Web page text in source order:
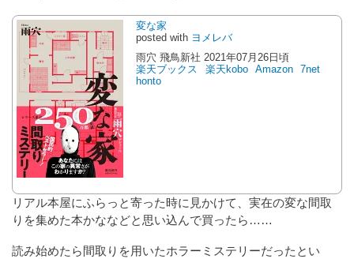
変な家
posted with ヨメレバ
雨穴 飛鳥新社 2021年07月26日頃
楽天ブックス
楽天kobo Amazon 7net
honto
リアル本屋にふらっと寄った時に見かけて、実在の変な間取
りを集めた本かななどと思い込んで買ったら……
読み始めたら間取りを用いたホラーミステリーだったとい